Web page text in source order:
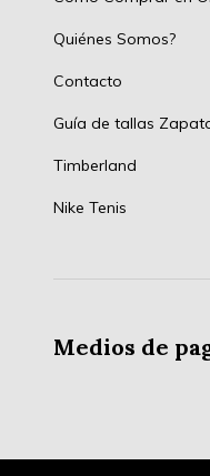
Quiénes Somos?
Contacto
Guía de tallas
Timberland
Nike Tenis
Medios de